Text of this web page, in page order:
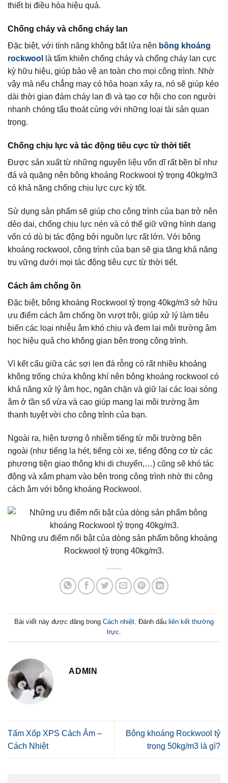
thiết bị điều hòa hiệu quả.
Chống cháy và chống cháy lan
Đặc biệt, với tính năng không bắt lửa nên bông khoáng
rockwool
là tấm khiên chống cháy và chống cháy lan cực
kỳ hữu hiệu, giúp bảo vệ an toàn cho mọi công trình. Nhờ
vậy mà nếu chẳng may có hỏa hoạn xảy ra, nó sẽ giúp kéo
dài thời gian đám cháy lan đi và tạo cơ hội cho con người
nhanh chóng tẩu thoát cùng với những loại tài sản quan
trọng.
Chống chịu lực và tác động tiêu cực từ thời tiết
Được sản xuất từ những nguyên liệu vốn dĩ rất bền bỉ như
đá và quặng nên bông khoáng Rockwool tỷ trọng 40kg/m3
có khả năng chống chịu lực cực kỳ tốt.
Sử dụng sản phẩm sẽ giúp cho công trình của bạn trở nên
dẻo dai, chống chịu lực nén và có thể giữ vững hình dạng
vốn có dù bị tác động bởi nguồn lực rất lớn. Với bông
khoáng rockwool, công trình của bạn sẽ gia tăng khả năng
trụ vững dưới mọi tác động tiêu cực từ thời tiết.
Cách âm chống ồn
Đặc biệt, bông khoáng Rockwool tỷ trọng 40kg/m3 sở hữu
ưu điểm cách âm chống ồn vượt trội, giúp xử lý làm tiêu
biến các loại nhiễu âm khó chịu và đem lại môi trường âm
học hiệu quả cho không gian bên trong công trình.
Vì kết cấu giữa các sợi len đá rỗng có rất nhiều khoảng
không trống chứa không khí nên bông khoáng rockwool có
khả năng xử lý âm học, ngăn chặn và giữ lại các loại sóng
âm ở tần số vừa và cao giúp mang lại môi trường âm
thanh tuyệt vời cho công trình của bạn.
Ngoài ra, hiện tượng ô nhiễm tiếng từ môi trường bên
ngoài (như tiếng la hét, tiếng còi xe, tiếng động cơ từ các
phương tiện giao thông khi di chuyển,…) cũng sẽ khó tác
động và xâm phạm vào bên trong công trình nhờ thi công
cách âm với bông khoáng Rockwool.
Những ưu điểm nổi bật của dòng sản phẩm bông khoáng
Rockwool tỷ trọng 40kg/m3.
Bài viết này được đăng trong Cách nhiệt. Đánh dấu liên kết thường
trực.
ADMIN
Tấm Xốp XPS Cách Âm –
Cách Nhiệt
Bông khoáng Rockwool tỷ
trọng 50kg/m3 là gì?